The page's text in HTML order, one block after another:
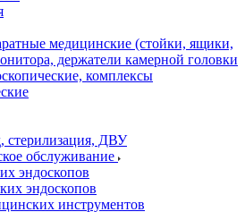
медицинские (стойки, ящики,
держатели камерной головки
комплексы
стерилизация, ДВУ
обслуживание
эндоскопов
эндоскопов
инструментов